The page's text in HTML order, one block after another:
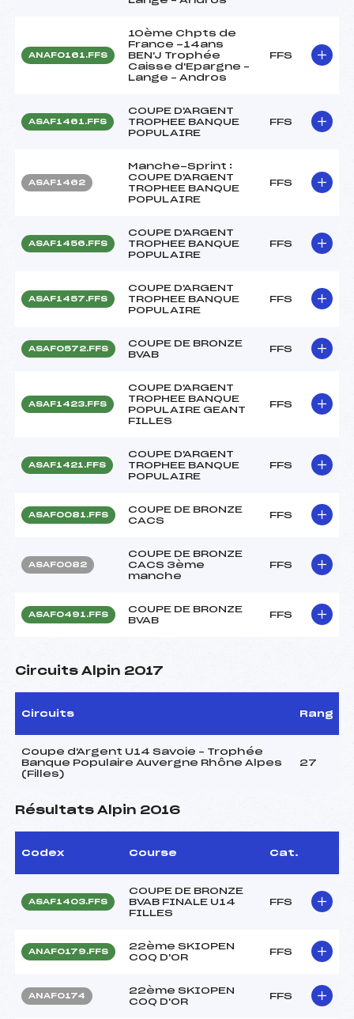
ANAF0161.FFS
10ème Chpts de
France -14ans
BEN'J Trophée
Caisse d'Epargne –
Lange – Andros
FFS
ASAF1461.FFS
COUPE D'ARGENT
TROPHEE BANQUE
POPULAIRE
FFS
ASAF1462
Manche-Sprint :
COUPE D'ARGENT
TROPHEE BANQUE
POPULAIRE
FFS
ASAF1456.FFS
COUPE D'ARGENT
TROPHEE BANQUE
POPULAIRE
FFS
ASAF1457.FFS
COUPE D'ARGENT
TROPHEE BANQUE
POPULAIRE
FFS
ASAF0572.FFS
COUPE DE BRONZE
BVAB
FFS
ASAF1423.FFS
COUPE D'ARGENT
TROPHEE BANQUE
POPULAIRE GEANT
FILLES
FFS
ASAF1421.FFS
COUPE D'ARGENT
TROPHEE BANQUE
POPULAIRE
FFS
ASAF0081.FFS
COUPE DE BRONZE
CACS
FFS
ASAF0082
COUPE DE BRONZE
CACS 3ème
manche
FFS
ASAF0491.FFS
COUPE DE BRONZE
BVAB
FFS
Circuits Alpin 2017
Circuits Rang
Coupe d'Argent U14 Savoie – Trophée
Banque Populaire Auvergne Rhône Alpes
(Filles)
27
Résultats Alpin 2016
Codex Course Cat.
ASAF1403.FFS
COUPE DE BRONZE
BVAB FINALE U14
FILLES
FFS
ANAF0179.FFS
22ème SKIOPEN
COQ D'OR
FFS
ANAF0174
22ème SKIOPEN
COQ D'OR
FFS